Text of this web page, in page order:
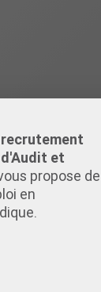
et
propose de
en